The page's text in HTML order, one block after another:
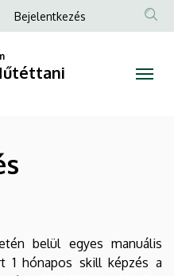
Anonim
fiók
menüje
Bejelentkezés
belül egyes manuális
1 hónapos skill képzés a